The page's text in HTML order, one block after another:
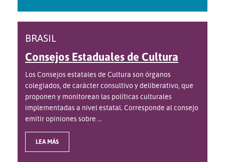
BRASIL
Consejos Estaduales de Cultura
Los Consejos estatales de Cultura son órganos
colegiados, de carácter consultivo y deliberativo, que
proponen y monitorean las políticas culturales
implementadas a nivel estatal. Corresponde al consejo
emitir opiniones sobre ...
LEA MÁS